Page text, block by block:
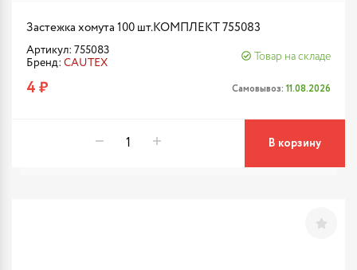
Застежка хомута 100 шт.КОМПЛЕКТ 755083
Артикул: 755083
Бренд: CAUTEX
Товар на складе
4 ₽ Самовывоз: 11.08.2026
В корзину